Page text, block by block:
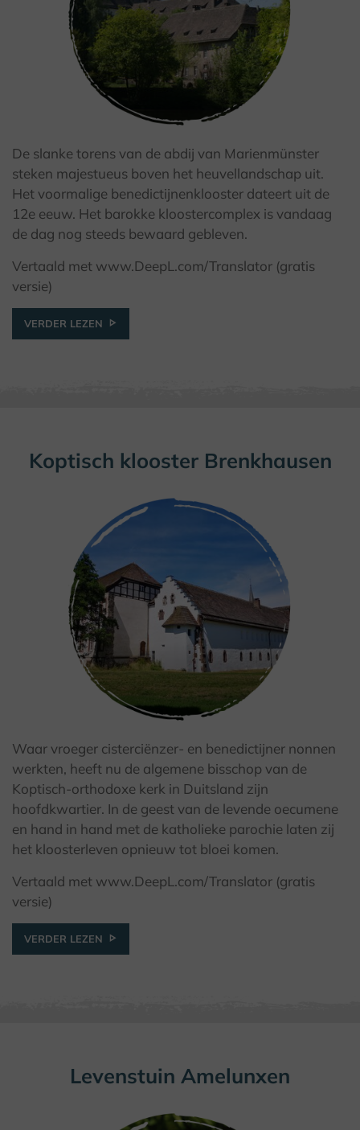
© Kulturland Kreis Höxter / K. Krajewski
De slanke torens van de abdij van Marienmünster
steken majestueus boven het heuvellandschap uit.
Het voormalige benedictijnenklooster dateert uit de
12e eeuw. Het barokke kloostercomplex is vandaag
de dag nog steeds bewaard gebleven.
Vertaald met www.DeepL.com/Translator (gratis
versie)
VERDER LEZEN
Koptisch klooster Brenkhausen
© Kulturland Kreis Höxter / K. Krajewski
Waar vroeger cisterciënzer- en benedictijner nonnen
werkten, heeft nu de algemene bisschop van de
Koptisch-orthodoxe kerk in Duitsland zijn
hoofdkwartier. In de geest van de levende oecumene
en hand in hand met de katholieke parochie laten zij
het kloosterleven opnieuw tot bloei komen.
Vertaald met www.DeepL.com/Translator (gratis
versie)
VERDER LEZEN
Levenstuin Amelunxen